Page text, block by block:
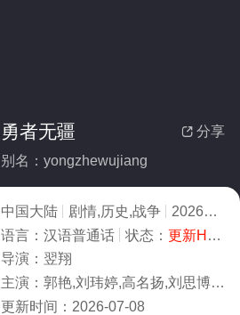
 分享
勇者无疆
别名：yongzhewujiang
中国大陆 剧情,历史,战争 2026
4.0
语言： 汉语普通话 状态： 更新HD/高清
导演： 翌翔
主演： 郭艳,刘玮婷,高名扬,刘思博,张喜来,何达,曹羽,高文,周奥
更新时间： 2026-07-08